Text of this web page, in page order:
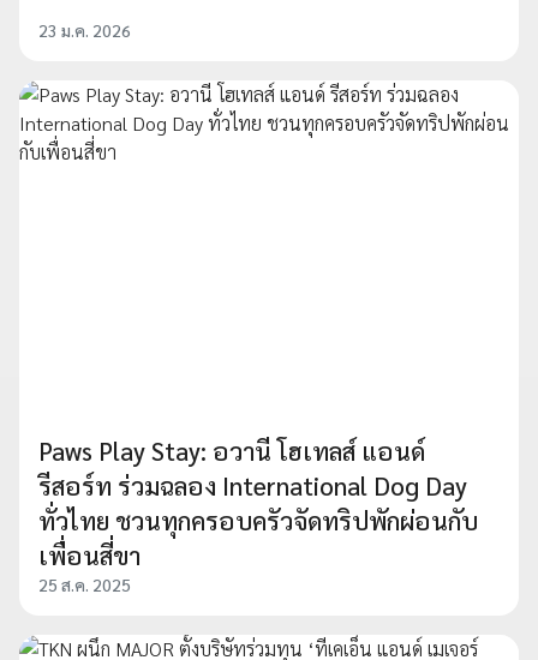
23 ม.ค. 2026
Paws Play Stay: อวานี โฮเทลส์ แอนด์
รีสอร์ท ร่วมฉลอง International Dog Day
ทั่วไทย ชวนทุกครอบครัวจัดทริปพักผ่อนกับ
เพื่อนสี่ขา
25 ส.ค. 2025